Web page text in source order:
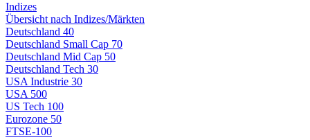
Indizes
Übersicht nach Indizes/Märkten
Deutschland 40
Deutschland Small Cap 70
Deutschland Mid Cap 50
Deutschland Tech 30
USA Industrie 30
USA 500
US Tech 100
Eurozone 50
FTSE-100